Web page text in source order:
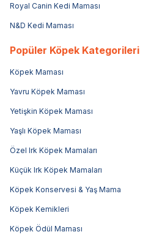
Royal Canin Kedi Maması
N&D Kedi Maması
Popüler Köpek Kategorileri
Köpek Maması
Yavru Köpek Maması
Yetişkin Köpek Maması
Yaşlı Köpek Maması
Özel Irk Köpek Mamaları
Küçük Irk Köpek Mamaları
Köpek Konservesi & Yaş Mama
Köpek Kemikleri
Köpek Ödül Maması